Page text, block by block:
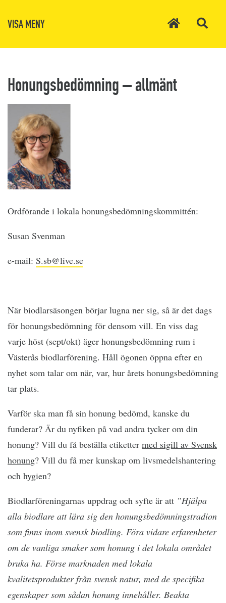
VISA MENY
Honungsbedömning – allmänt
Ordförande i lokala honungsbedömningskommittén:
Susan Svenman
e-mail: S.sb@live.se
När biodlarsäsongen börjar lugna ner sig, så är det dags
för honungsbedömning för densom vill. En viss dag
varje höst (sept/okt) äger honungsbedömning rum i
Västerås biodlarförening. Håll ögonen öppna efter en
nyhet som talar om när, var, hur årets honungsbedömning
tar plats.
Varför ska man få sin honung bedömd, kanske du
funderar? Är du nyfiken på vad andra tycker om din
honung? Vill du få beställa etiketter med sigill av Svensk
honung? Vill du få mer kunskap om livsmedelshantering
och hygien?
Biodlarföreningarnas uppdrag och syfte är att ”Hjälpa
alla biodlare att lära sig den honungsbedömningstradion
som finns inom svensk biodling. Föra vidare erfarenheter
om de vanliga smaker som honung i det lokala området
bruka ha. Förse marknaden med lokala
kvalitetsprodukter från svensk natur, med de specifika
egenskaper som sådan honung innehåller. Beakta